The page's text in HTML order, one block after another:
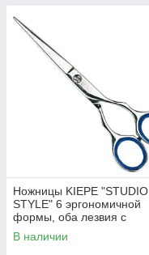
Ножницы KIEPE "STUDIO
STYLE" 6 эргономичной
формы, оба лезвия с
внешней и внутренней
полировкой
В наличии